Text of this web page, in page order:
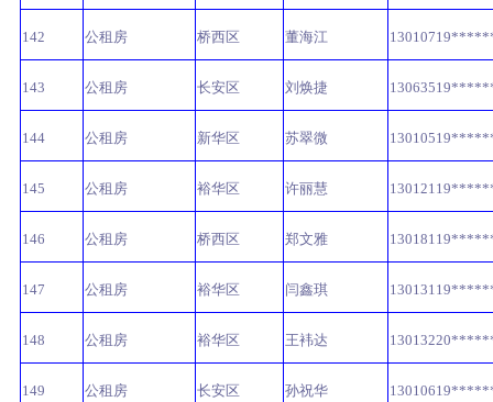
142 公租房 桥西区 董海江
143 公租房 长安区 刘焕捷
144 公租房 新华区 苏翠微
145 公租房 裕华区 许丽慧
146 公租房 桥西区 郑文雅
147 公租房 裕华区 闫鑫琪
148 公租房 裕华区 王袆达
149 公租房 长安区 孙祝华